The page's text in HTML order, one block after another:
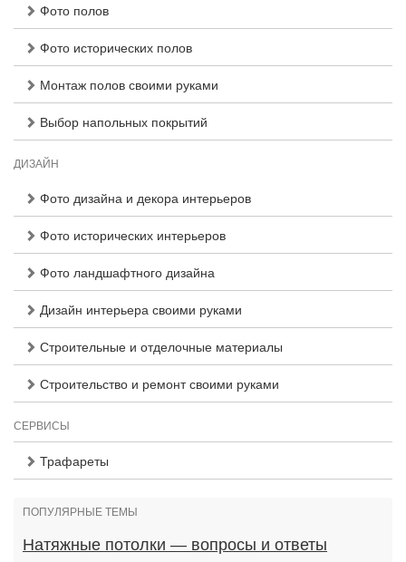
Фото полов
Фото исторических полов
Монтаж полов своими руками
Выбор напольных покрытий
ДИЗАЙН
Фото дизайна и декора интерьеров
Фото исторических интерьеров
Фото ландшафтного дизайна
Дизайн интерьера своими руками
Строительные и отделочные материалы
Строительство и ремонт своими руками
СЕРВИСЫ
Трафареты
ПОПУЛЯРНЫЕ ТЕМЫ
Натяжные потолки — вопросы и ответы